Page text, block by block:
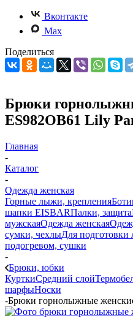
Вконтакте
Max
Поделиться
Брюки
ES982OB61 Lily
Главная
-
Каталог
-
Одежда женская
Горные лыжи, крепления
шапки EISBARПалки, защита
мужскаяОдежда женская
сумки, чехлыДля
подогревом, сушки
-
Брюки, юбки
КурткиСредний слой
шарфыНоски
-Брюки горнолыжные